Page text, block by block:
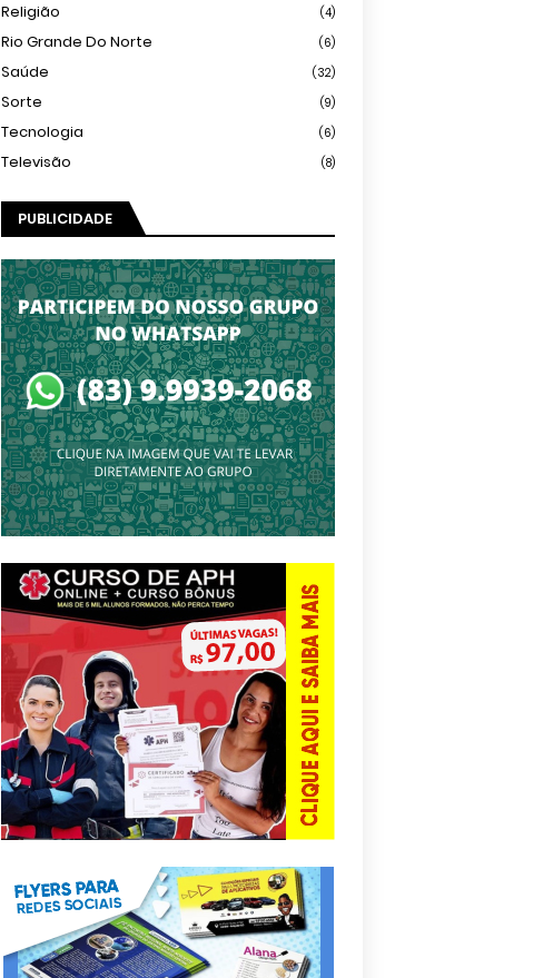
Religião (4)
Rio Grande Do Norte (6)
Saúde (32)
Sorte (9)
Tecnologia (6)
Televisão (8)
PUBLICIDADE